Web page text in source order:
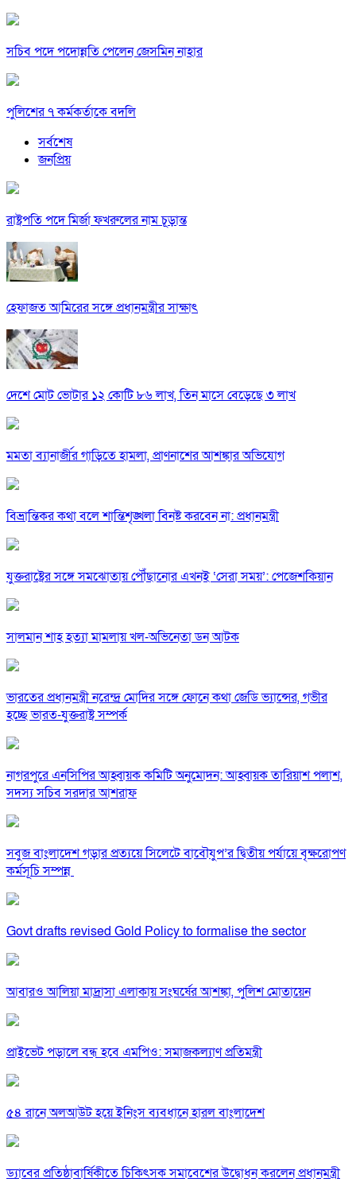
সচিব পদে পদোন্নতি পেলেন জেসমিন নাহার
পুলিশের ৭ কর্মকর্তাকে বদলি
সর্বশেষ
জনপ্রিয়
রাষ্ট্রপতি পদে মির্জা ফখরুলের নাম চূড়ান্ত
হেফাজত আমিরের সঙ্গে প্রধানমন্ত্রীর সাক্ষাৎ
দেশে মোট ভোটার ১২ কোটি ৮৬ লাখ, তিন মাসে বেড়েছে ৩ লাখ
মমতা ব্যানার্জীর গাড়িতে হামলা, প্রাণনাশের আশঙ্কার অভিযোগ
বিভ্রান্তিকর কথা বলে শান্তিশৃঙ্খলা বিনষ্ট করবেন না: প্রধানমন্ত্রী
যুক্তরাষ্ট্রের সঙ্গে সমঝোতায় পৌঁছানোর এখনই ‘সেরা সময়’: পেজেশকিয়ান
সালমান শাহ হত্যা মামলায় খল-অভিনেতা ডন আটক
ভারতের প্রধানমন্ত্রী নরেন্দ্র মোদির সঙ্গে ফোনে কথা জেডি ভ্যান্সের, গভীর
হচ্ছে ভারত-যুক্তরাষ্ট্র সম্পর্ক
নাগরপুরে এনসিপির আহ্বায়ক কমিটি অনুমোদন: আহ্বায়ক তারিয়াশ পলাশ,
সদস্য সচিব সরদার আশরাফ
সবুজ বাংলাদেশ গড়ার প্রত্যয়ে সিলেটে বাবৌযুপ’র দ্বিতীয় পর্যায়ে বৃক্ষরোপণ
কর্মসূচি সম্পন্ন
Govt drafts revised Gold Policy to formalise the sector
আবারও আলিয়া মাদ্রাসা এলাকায় সংঘর্ষের আশঙ্কা, পুলিশ মোতায়েন
প্রাইভেট পড়ালে বন্ধ হবে এমপিও: সমাজকল্যাণ প্রতিমন্ত্রী
৫৪ রানে অলআউট হয়ে ইনিংস ব্যবধানে হারল বাংলাদেশ
ড্যাবের প্রতিষ্ঠাবার্ষিকীতে চিকিৎসক সমাবেশের উদ্বোধন করলেন প্রধানমন্ত্রী